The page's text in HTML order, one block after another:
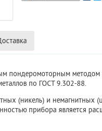
пондеромоторным методом
по ГОСТ 9.302-88.
(никель) и немагнитных
прибора является